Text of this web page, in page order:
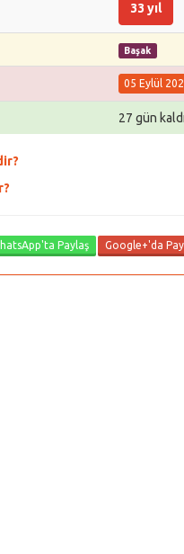
33 yıl
Başak
05 Eylül
27 gün kaldı
Paylaş Google+'da